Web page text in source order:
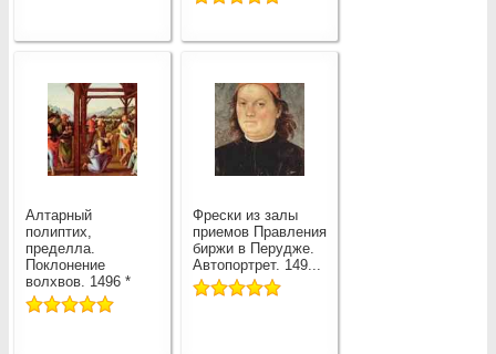
Алтарный
полиптих,
пределла.
Поклонение
волхвов. 1496 *
Фрески из залы
приемов Правления
биржи в Перудже.
Автопортрет. 149...